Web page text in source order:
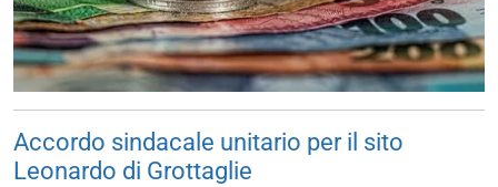
Accordo sindacale unitario per il sito
Leonardo di Grottaglie